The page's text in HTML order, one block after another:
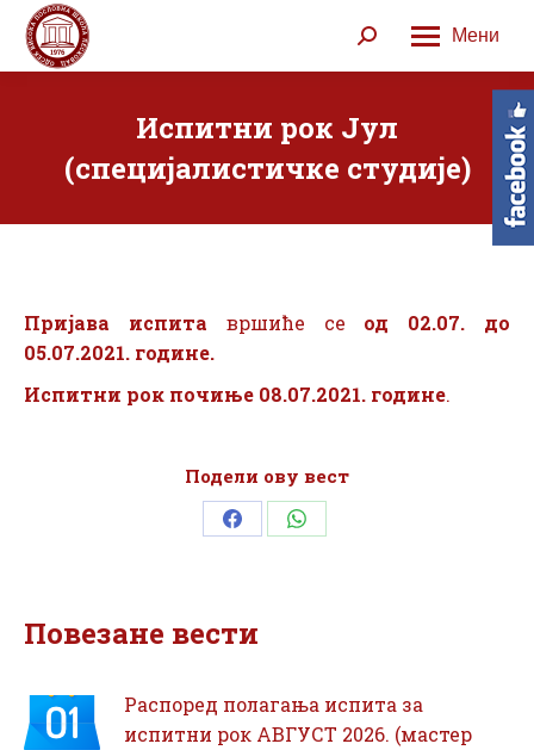
Мени
Search:
Испитни рок Јул
(специјалистичке студије)
Пријава испита вршиће се од 02.07. до
05.07.2021. године.
Испитни рок почиње 08.07.2021. године.
Подели ову вест
Share Share
Повезане вести
Распоред полагања испита за
испитни рок АВГУСТ 2026. (мастер